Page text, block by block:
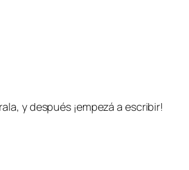
y después ¡empezá a escribir!